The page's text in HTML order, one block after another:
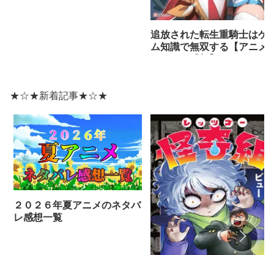
追放された転生重騎士はゲ
ム知識で無双する【アニメ
★☆★新着記事★☆★
２０２６年夏アニメのネタバ
レ感想一覧